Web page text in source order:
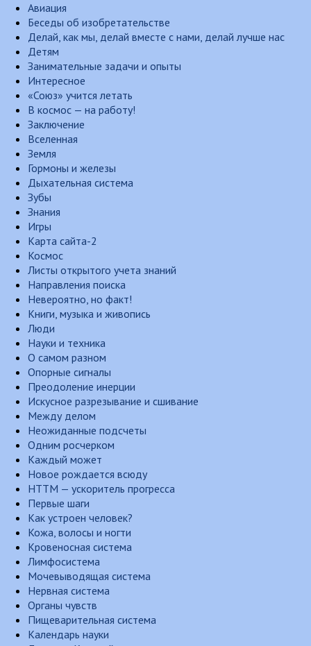
Авиация
Беседы об изобретательстве
Делай, как мы, делай вместе с нами, делай лучше нас
Детям
Занимательные задачи и опыты
Интересное
«Союз» учится летать
В космос — на работу!
Заключение
Вселенная
Земля
Гормоны и железы
Дыхательная система
Зубы
Знания
Игры
Карта сайта-2
Космос
Листы открытого учета знаний
Направления поиска
Невероятно, но факт!
Книги, музыка и живопись
Люди
Науки и техника
О самом разном
Опорные сигналы
Преодоление инерции
Искусное разрезывание и сшивание
Между делом
Неожиданные подсчеты
Одним росчерком
Каждый может
Новое рождается всюду
НТТМ — ускоритель прогресса
Первые шаги
Как устроен человек?
Кожа, волосы и ногти
Кровеносная система
Лимфосистема
Мочевыводящая система
Нервная система
Органы чувств
Пищеварительная система
Календарь науки